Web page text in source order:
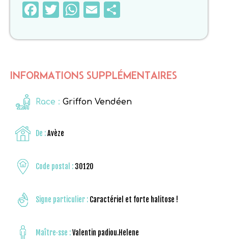
Facebook
Twitter
WhatsApp
Email
INFORMATIONS SUPPLÉMENTAIRES
Race : Griffon Vendéen
De :Avèze
Code postal : 30120
Signe particulier : Caractériel et forte halitose !
Maître·sse :Valentin padiou.Helene